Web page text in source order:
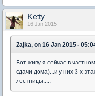
Ketty
16 Jan 2015
Zajka, on 16 Jan 2015 -
Вот живу я сейчас в
сдачи дома)...и у них 3-х
лестницы.....